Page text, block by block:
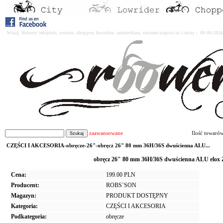
Witaj. Rowery miejskie, cruiser, chopper, lowrider, amsterdam, custom kupisz tu i teraz : 06-08-
zaawansowane Ilość
CZĘŚCI I AKCESORIA-obręcze-26"-obręcz 26" 80 mm 36H/36S dwuścienna ALU...
obręcz 26" 80 mm 36H/36S dwuścienna ALU
Cena:
199.00 PLN
Producent:
ROBS`SON
Magazyn:
PRODUKT DOSTĘPNY
Kategoria:
CZĘŚCI I AKCESORIA
Podkategoria:
obręcze